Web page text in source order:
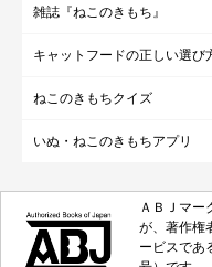
雑誌『ねこのきもち』
キャットフードの正しい選び
ねこのきもちクイズ
いぬ・ねこのきもちアプリ
ＡＢＪマー
が、著作権
ービスであ